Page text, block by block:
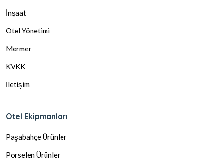
İnşaat
Otel Yönetimi
Mermer
KVKK
İletişim
Otel Ekipmanları
Paşabahçe Ürünler
Porselen Ürünler